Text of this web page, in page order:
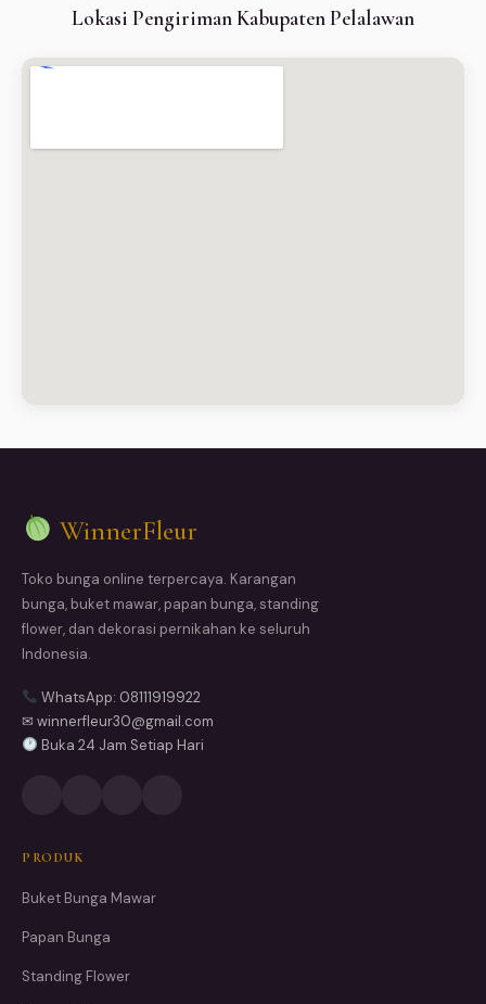
Lokasi Pengiriman Kabupaten Pelalawan
WinnerFleur
Toko bunga online terpercaya. Karangan
bunga, buket mawar, papan bunga, standing
flower, dan dekorasi pernikahan ke seluruh
Indonesia.
WhatsApp: 08111919922
✉ winnerfleur30@gmail.com
Buka 24 Jam Setiap Hari
PRODUK
Buket Bunga Mawar
Papan Bunga
Standing Flower